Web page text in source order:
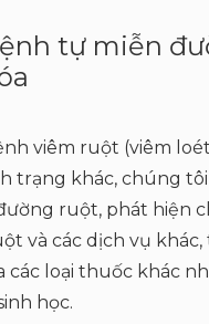
tự miễn
viêm ruột (viêm
trạng khác, chúng
ruột, phát hiện
và các dịch vụ
các loại thuốc khác
học.